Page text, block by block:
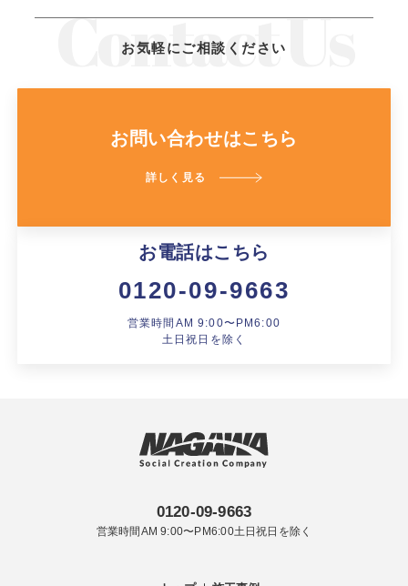
お気軽にご相談ください
お問い合わせはこちら
詳しく見る
お電話はこちら
0120-09-9663
営業時間AM 9:00〜PM6:00
土日祝日を除く
0120-09-9663
営業時間AM 9:00〜PM6:00土日祝日を除く